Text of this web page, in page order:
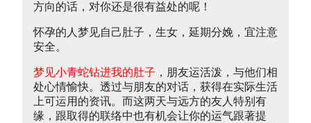
方向的话，对你还是很有益处的呢！
怀孕的人梦见自己肚子，生女，延期分娩，宜注意
安全。
梦见小青蛇钻进我的肚子 ，朋友运活泼，与他们相
处心情愉快。透过与朋友的对话，获得在实际生活
上可运用的资讯。而这两天与远方的友人特别有
缘，跟取得的联络中也有机会让你的运气跟著提